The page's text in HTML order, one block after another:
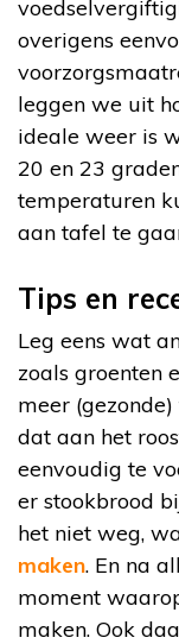
overigens
leggen we uit
ideale weer is
20 en 23
temperaturen
aan tafel te
Tips en
Leg eens wat
zoals groenten
meer
dat aan het
eenvoudig te
er stookbrood
het niet weg,
maken. En na
moment
maken. Ook